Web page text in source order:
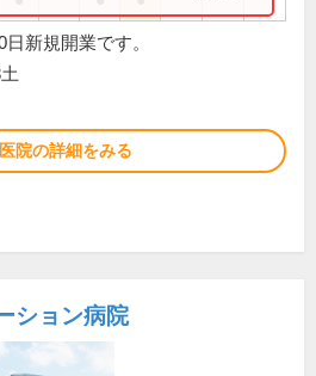
日新規開業です。
院の詳細をみる
ション病院